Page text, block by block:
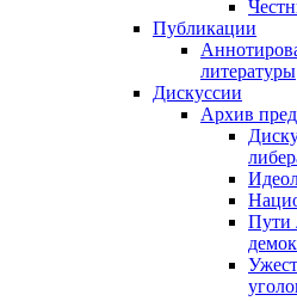
Публикации
литературы
Дискуссии
Архив
Пути